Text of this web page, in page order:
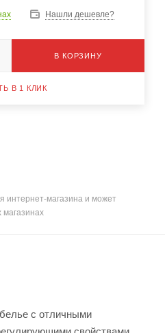
Нашли дешевле?
В КОРЗИНУ
В 1 КЛИК
интернет-магазина и может
магазинах
с отличными